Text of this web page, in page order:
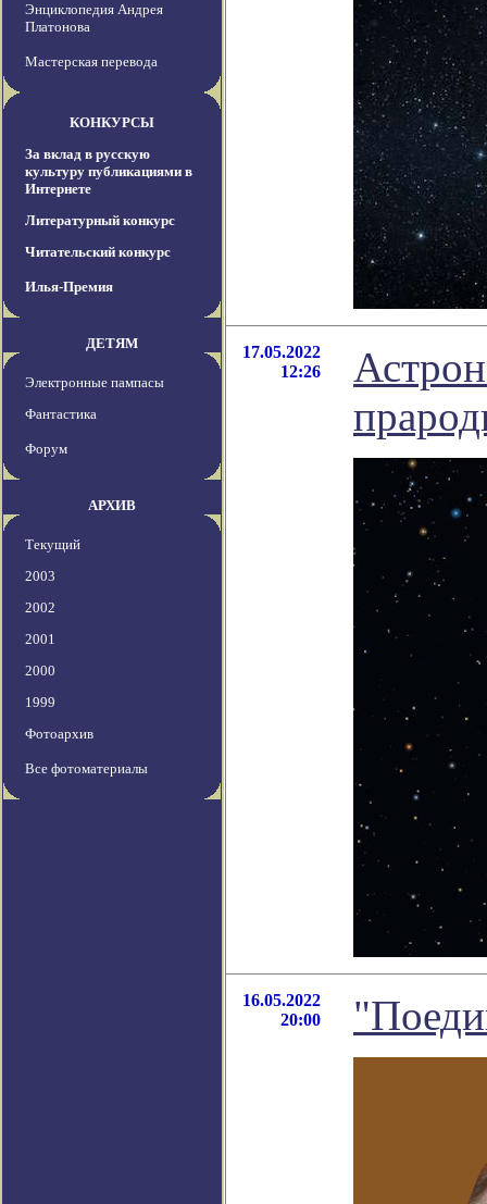
Энциклопедия Андрея
Платонова
Мастерская перевода
КОНКУРСЫ
За вклад в русскую
культуру публикациями в
Интернете
Литературный конкурс
Читательский конкурс
Илья-Премия
ДЕТЯМ
Электронные пампасы
Фантастика
Форум
АРХИВ
Текущий
2003
2002
2001
2000
1999
Фотоархив
Все фотоматериалы
17.05.2022
12:26
16.05.2022
20:00